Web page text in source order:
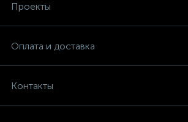
Проекты
Оплата и доставка
Контакты